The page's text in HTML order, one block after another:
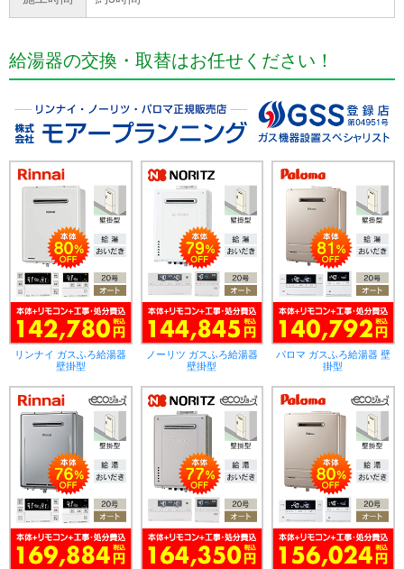
給湯器の交換・取替はお任せください！
リンナイ ガスふろ給湯器
壁掛型
ノーリツ ガスふろ給湯器
壁掛型
パロマ ガスふろ給湯器 壁
掛型